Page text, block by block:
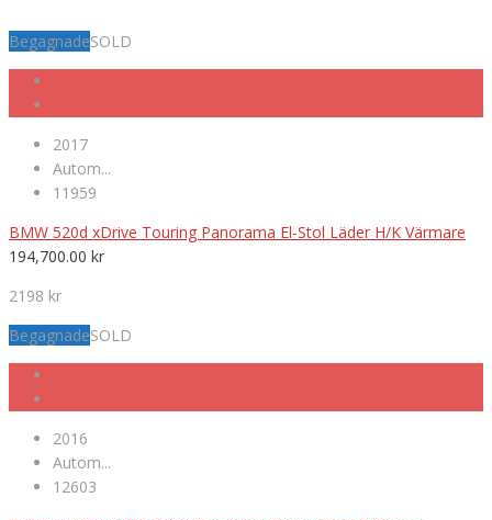
BegagnadeSOLD
2017
Autom...
11959
BMW 520d xDrive Touring Panorama El-Stol Läder H/K Värmare
194,700.00 kr
2198 kr
BegagnadeSOLD
2016
Autom...
12603